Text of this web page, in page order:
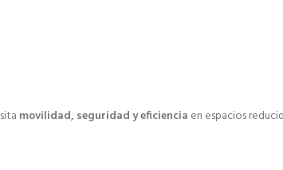
movilidad, seguridad y eficiencia en espacios